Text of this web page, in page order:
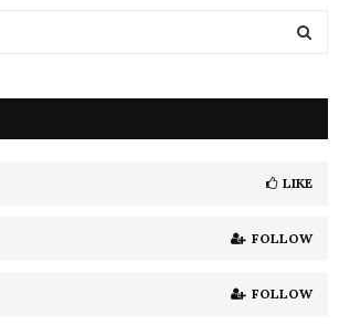
H
LIKE
FOLLOW
FOLLOW